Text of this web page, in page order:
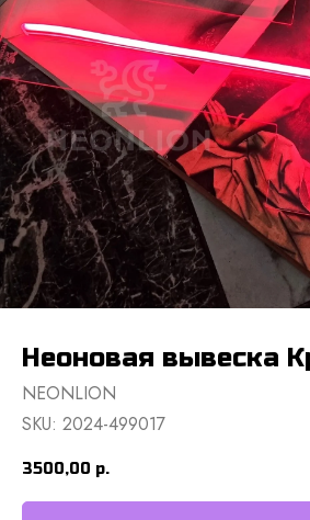
Неоновая вывеска
NEONLION
SKU: 2024-499017
3500,00 р.